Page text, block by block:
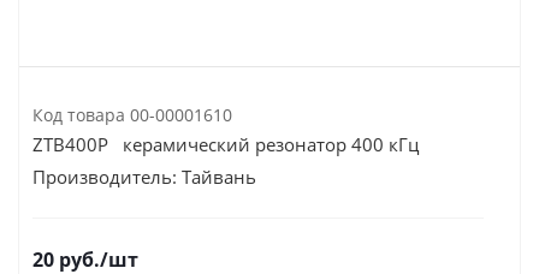
Код товара 00-00001610
ZTB400P керамический резонатор 400 кГц
Производитель: Тайвань
20 руб./шт